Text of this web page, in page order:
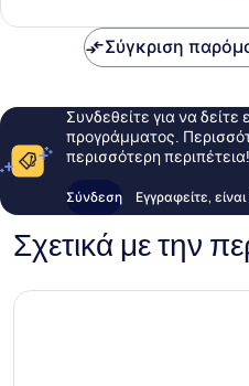
Σύγκριση
Συνδεθείτε για να
προγράμματος.
περισσότερη περιπέτεια!
Σύνδεση Εγγραφείτε,
Σχετικά με την